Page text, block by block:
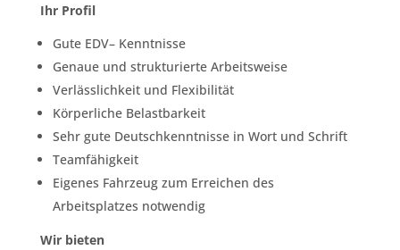
Ihr Profil
Gute EDV– Kenntnisse
Genaue und strukturierte Arbeitsweise
Verlässlichkeit und Flexibilität
Körperliche Belastbarkeit
Sehr gute Deutschkenntnisse in Wort und Schrift
Teamfähigkeit
Eigenes Fahrzeug zum Erreichen des
Arbeitsplatzes notwendig
Wir bieten